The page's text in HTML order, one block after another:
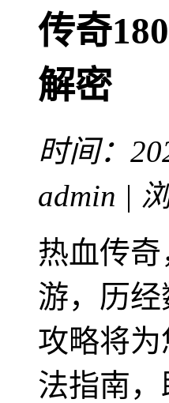
传奇
解密
时间：
admin |
热血传
游，历
攻略将
法指南